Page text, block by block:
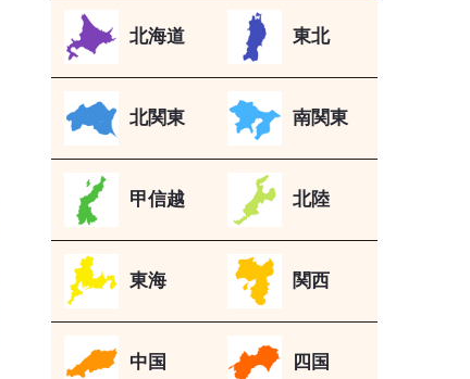
北海道 東北
北関東 南関東
甲信越 北陸
東海 関西
中国 四国